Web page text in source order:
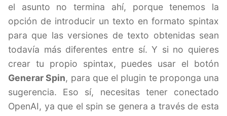
el asunto no termina ahí, porque tenemos la
opción de introducir un texto en formato spintax
para que las versiones de texto obtenidas sean
todavía más diferentes entre sí. Y si no quieres
crear tu propio spintax, puedes usar el botón
Generar Spin, para que el plugin te proponga una
sugerencia. Eso sí, necesitas tener conectado
OpenAI, ya que el spin se genera a través de esta